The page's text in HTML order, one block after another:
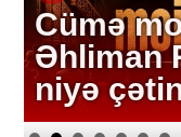
Cümə
Əhliman
niyə